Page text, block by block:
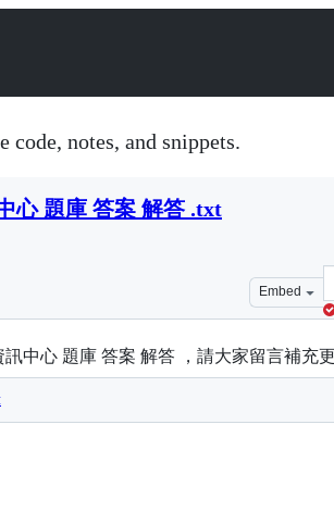
code, notes, and snippets.
心 題庫 答案 解答 .txt
Embed
at
中心 題庫 答案 解答 ，請大家留言補充